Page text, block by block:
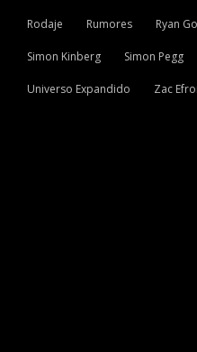
Rodaje Rumores Ryan
Simon Kinberg Simon Pegg
Universo Expandido Zac